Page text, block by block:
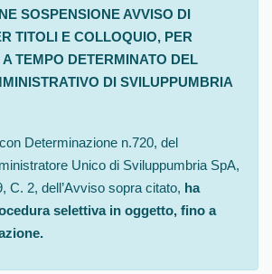
SOSPENSIONE AVVISO DI
TITOLI E COLLOQUIO, PER
A TEMPO DETERMINATO DEL
DI SVILUPPUMBRIA
Determinazione n.720, del
Unico di Sviluppumbria SpA,
C. 2, dell’Avviso sopra citato, ha
selettiva in oggetto, fino a